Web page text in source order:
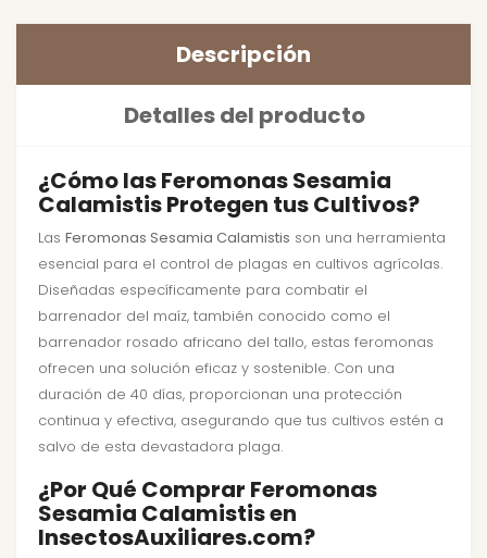
Descripción
Detalles del producto
¿Cómo las Feromonas Sesamia
Calamistis Protegen tus Cultivos?
Las Feromonas Sesamia Calamistis son una herramienta
esencial para el control de plagas en cultivos agrícolas.
Diseñadas específicamente para combatir el
barrenador del maíz, también conocido como el
barrenador rosado africano del tallo, estas feromonas
ofrecen una solución eficaz y sostenible. Con una
duración de 40 días, proporcionan una protección
continua y efectiva, asegurando que tus cultivos estén a
salvo de esta devastadora plaga.
¿Por Qué Comprar Feromonas
Sesamia Calamistis en
InsectosAuxiliares.com?